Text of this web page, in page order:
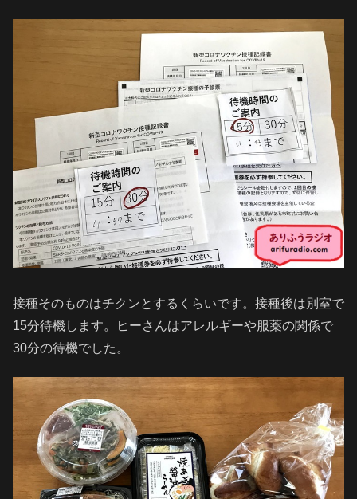
接種そのものはチクンとするくらいです。接種後は別室で
15分待機します。ヒーさんはアレルギーや服薬の関係で
30分の待機でした。